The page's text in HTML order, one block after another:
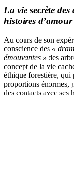
La vie secrète des
histoires
Au cours de son
conscience des «
émouvantes » des
concept de la vie
éthique forestière, qui
proportions énormes,
des contacts avec ses